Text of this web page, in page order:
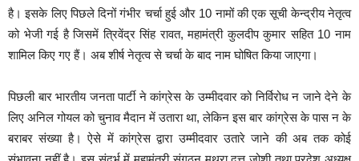
है। इसके लिए पिछले दिनों गंभीर चर्चा हुई और 10 नामों की एक सूची केन्द्रीय नेतृत्व
को भेजी गई है जिसमें त्रिवेंद्र सिंह रावत, महामंत्री कुलदीप कुमार सहित 10 नाम
शामिल किए गए हैं। अब शीर्ष नेतृत्व से चर्चा के बाद नाम घोषित किया जाएगा।
पिछली बार भारतीय जनता पार्टी ने कांग्रेस के उम्मीदवार को निर्विरोध न जाने देने के
लिए अनिल गोयल को चुनाव मैदान में उतारा था, लेकिन इस बार कांग्रेस के पास न के
बराबर संख्या है। ऐसे में कांग्रेस द्वारा उम्मीदवार उतारे जाने की अब तक कोई